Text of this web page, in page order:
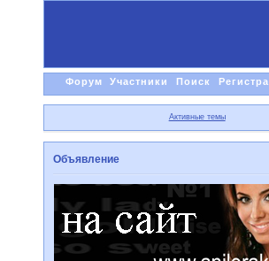
Форум Участники Поиск
Активные темы
Объявление